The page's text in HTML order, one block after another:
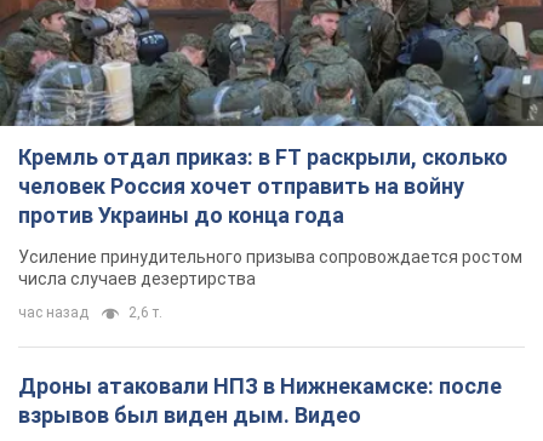
Усиление принудительного призыва сопровождается ростом
числа случаев дезертирства
час назад 2,6 т.
Дроны атаковали НПЗ в Нижнекамске: после
взрывов был виден дым. Видео
Местные жители активно публиковали фото и видео
5 часов назад
Украина готовит Чернобыль к очередной
попытке вторжения со стороны России –
медиа
Журналисты рассказали, что происходит в зоне